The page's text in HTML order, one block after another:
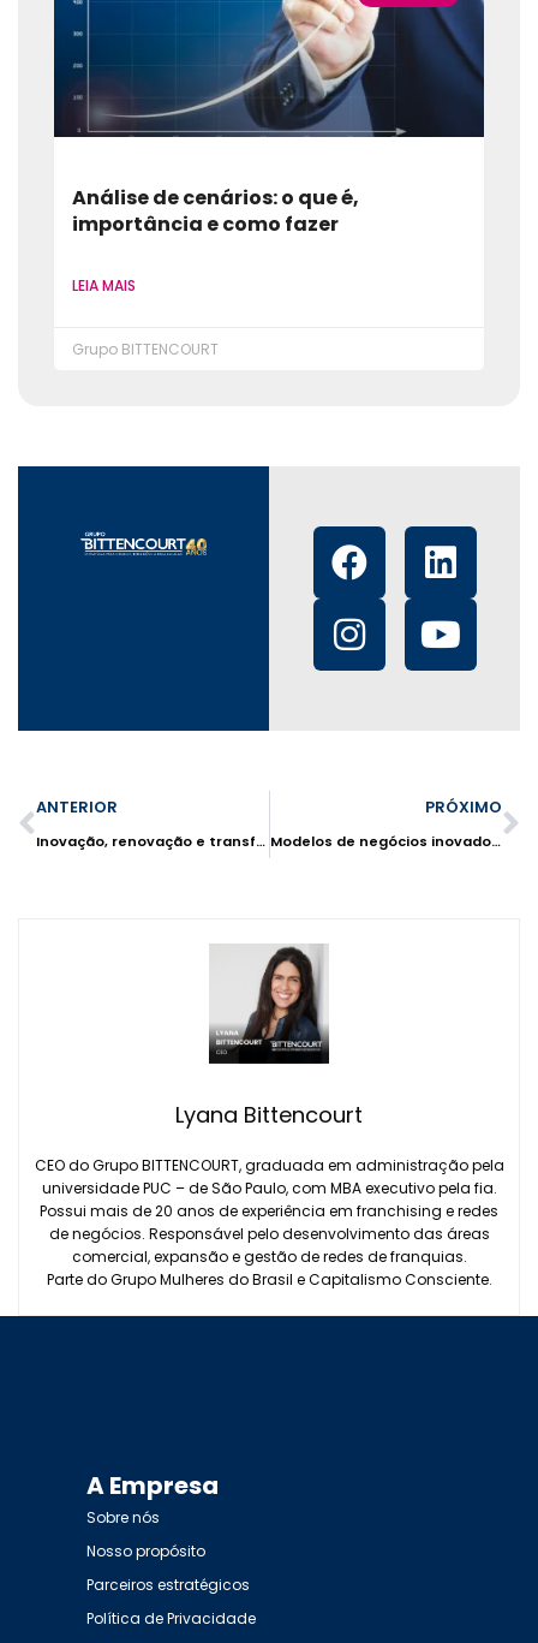
Análise de cenários: o que é,
importância e como fazer
LEIA MAIS
Grupo BITTENCOURT
ANTERIOR
Inovação, renovação e transformação: três passos da indústria moderna
PRÓXIMO
Modelos de negócios inovadores: quais são e como estruturá-los
Lyana Bittencourt
CEO do Grupo BITTENCOURT, graduada em administração pela
universidade PUC – de São Paulo, com MBA executivo pela fia.
Possui mais de 20 anos de experiência em franchising e redes
de negócios. Responsável pelo desenvolvimento das áreas
comercial, expansão e gestão de redes de franquias.
Parte do Grupo Mulheres do Brasil e Capitalismo Consciente.
A Empresa
Sobre nós
Nosso propósito
Parceiros estratégicos
Política de Privacidade